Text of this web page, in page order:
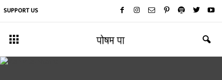
SUPPORT US